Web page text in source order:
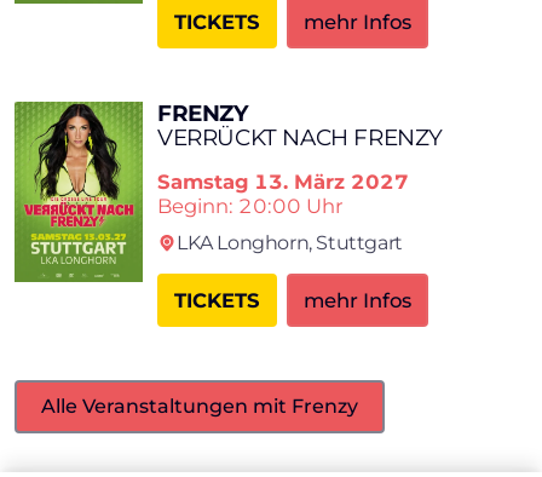
TICKETS mehr Infos
FRENZY
VERRÜCKT NACH FRENZY
Samstag 13. März 2027
Beginn: 20:00 Uhr
LKA Longhorn, Stuttgart
TICKETS mehr Infos
Alle Veranstaltungen mit Frenzy